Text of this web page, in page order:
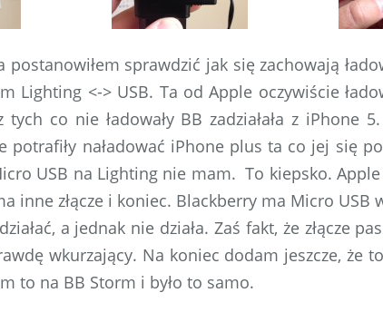
postanowiłem sprawdzić jak się zachowają
Lighting <-> USB. Ta od Apple oczywiście
co nie ładowały BB zadziałała z iPhone
potrafiły naładować iPhone plus ta co jej się
USB na Lighting nie mam. To kiepsko.
inne złącze i koniec. Blackberry ma Micro USB
a jednak nie działa. Zaś fakt, że złącze
wkurzający. Na koniec dodam jeszcze, że
to na BB Storm i było to samo.